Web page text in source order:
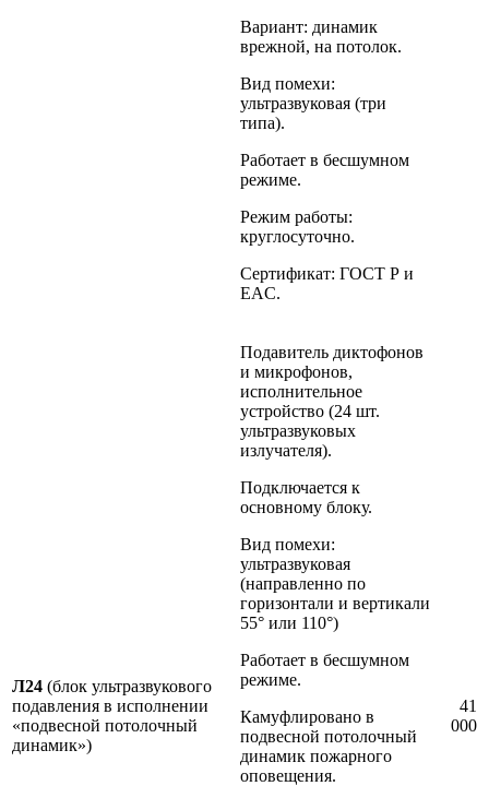
Вариант: динамик
врежной, на потолок.
Вид помехи:
ультразвуковая (три
типа).
Работает в бесшумном
режиме.
Режим работы:
круглосуточно.
Сертификат: ГОСТ Р и
EAC.
Л24 (блок ультразвукового
подавления в исполнении
«подвесной потолочный
динамик»)
Подавитель диктофонов
и микрофонов,
исполнительное
устройство (24 шт.
ультразвуковых
излучателя).
Подключается к
основному блоку.
Вид помехи:
ультразвуковая
(направленно по
горизонтали и вертикали
55° или 110°)
Работает в бесшумном
режиме.
Камуфлировано в
подвесной потолочный
динамик пожарного
оповещения.
41
000